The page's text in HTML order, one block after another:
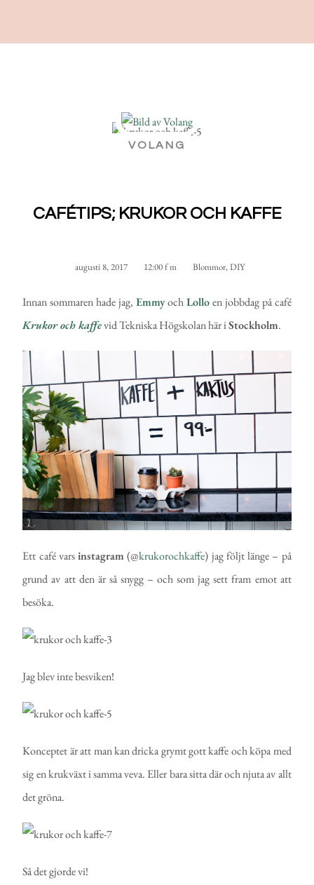
VOLANG
CAFÉTIPS; KRUKOR OCH KAFFE
augusti 8, 2017 12:00 f m Blommor,DIY
Innan sommaren hade jag,EmmyochLolloen jobbdag på café
Krukor och kaffevid Tekniska Högskolan här iStockholm.
Ett café varsinstagram(@krukorochkaffe) jag följt länge – på
grund av att den är så snygg – och som jag sett fram emot att
besöka.
Jag blev inte besviken!
Konceptet är att man kan dricka grymt gott kaffe och köpa med
sig en krukväxt i samma veva. Eller bara sitta där och njuta av allt
det gröna.
Så det gjorde vi!